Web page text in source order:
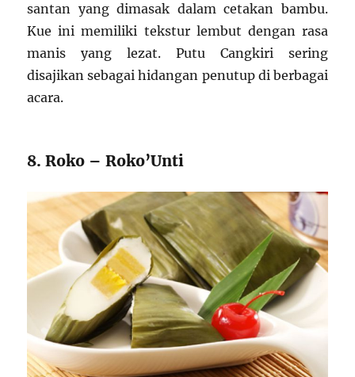
santan yang dimasak dalam cetakan bambu.
Kue ini memiliki tekstur lembut dengan rasa
manis yang lezat. Putu Cangkiri sering
disajikan sebagai hidangan penutup di berbagai
acara.
8. Roko – Roko’Unti